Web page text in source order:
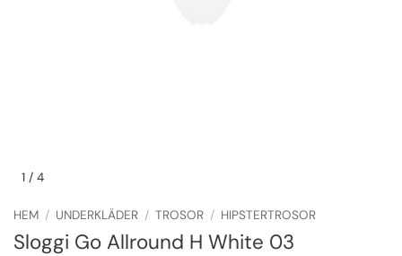
1 / 4
HEM / UNDERKLÄDER / TROSOR / HIPSTERTROSOR
Sloggi Go Allround H White 03